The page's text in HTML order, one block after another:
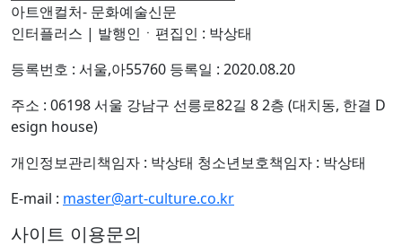
아트앤컬처- 문화예술신문
인터플러스 | 발행인ㆍ편집인 : 박상태
등록번호 : 서울,아55760 등록일 : 2020.08.20
주소 : 06198 서울 강남구 선릉로82길 8 2층 (대치동, 한결 D
esign house)
개인정보관리책임자 : 박상태 청소년보호책임자 : 박상태
E-mail : master@art-culture.co.kr
사이트 이용문의